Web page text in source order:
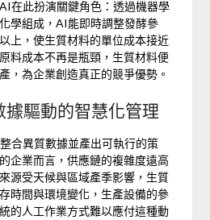
在此扮演關鍵角色：透過機器學
學組成，AI能即時調整發酵參
上，使生質材料的單位成本接近
料成本不再是瓶頸，生質材料便
，為企業創造真正的競爭優勢。
驅動的智慧化管理
合異質數據並產出可執行的策
企業而言，供應鏈的複雜度遠高
源受天候與區域產季影響，生質
時間與環境變化，生產設備的參
的人工作業方式難以應付這種動